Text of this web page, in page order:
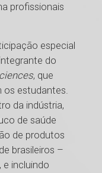
profissionais
especial
do
, que
os estudantes.
da indústria,
de saúde
de produtos
brasileiros –
e incluindo